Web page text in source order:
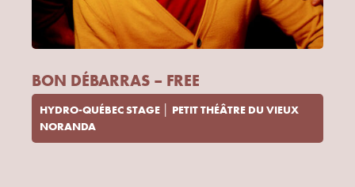
BON DÉBARRAS – FREE
HYDRO-QUÉBEC STAGE │ PETIT THÉÂTRE DU VIEUX
NORANDA